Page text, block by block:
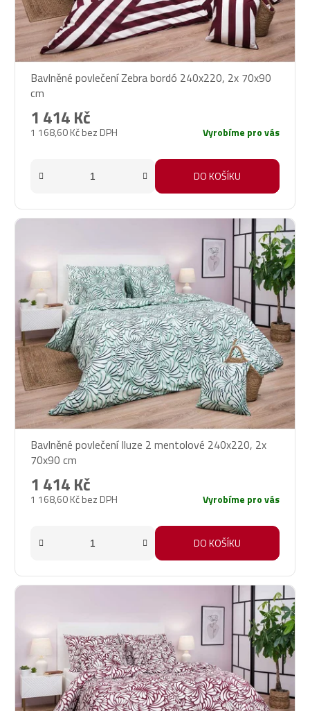
Bavlněné povlečení Zebra bordó 240x220, 2x 70x90
cm
1 168,60 Kč bez DPH
1 414 Kč
Vyrobíme pro vás
DO KOŠÍKU
Bavlněné povlečení Iluze 2 mentolové 240x220, 2x
70x90 cm
1 168,60 Kč bez DPH
1 414 Kč
Vyrobíme pro vás
DO KOŠÍKU